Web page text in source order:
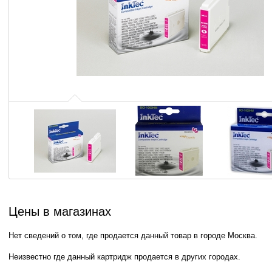
Цены в магазинах
Нет сведений о том, где продается данный товар в городе Москва.
Неизвестно где данный картридж продается в других городах.